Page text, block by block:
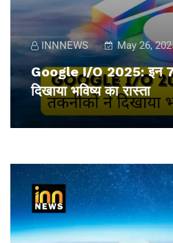
INNNEWS May 26,
Google I/O 2025: इन
दिखाया भविष्य का रास्ता